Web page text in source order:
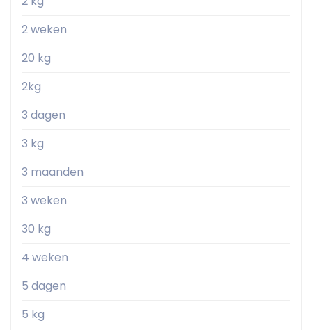
2 weken
20 kg
2kg
3 dagen
3 kg
3 maanden
3 weken
30 kg
4 weken
5 dagen
5 kg